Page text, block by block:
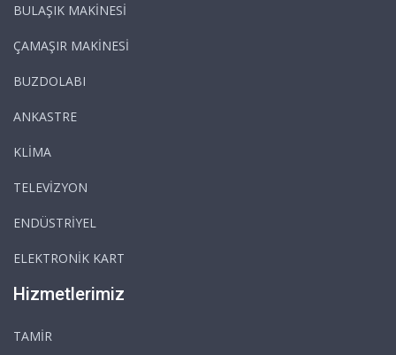
BULAŞIK MAKİNESİ
ÇAMAŞIR MAKİNESİ
BUZDOLABI
ANKASTRE
KLİMA
TELEVİZYON
ENDÜSTRİYEL
ELEKTRONİK KART
Hizmetlerimiz
TAMİR